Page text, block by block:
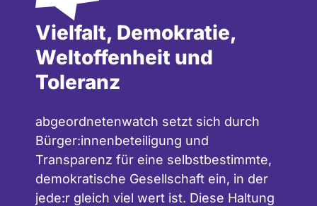
Vielfalt, Demokratie,
Weltoffenheit und
Toleranz
abgeordnetenwatch setzt sich durch
Bürger:innenbeteiligung und
Transparenz für eine selbstbestimmte,
demokratische Gesellschaft ein, in der
jede:r gleich viel wert ist. Diese Haltung